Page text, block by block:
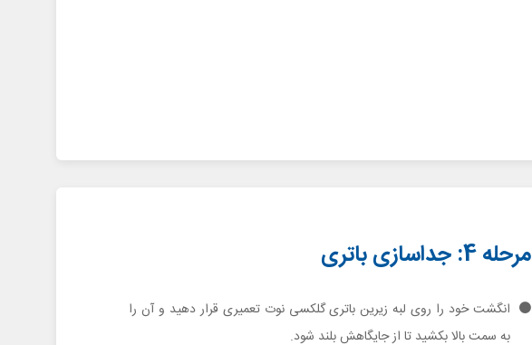
مرحله 4: جداسازی باتری
انگشت خود را روی لبه زیرین باتری گلکسی نوت تعمیری قرار دهید و آن را
به سمت بالا بکشید تا از جایگاهش بلند شود.